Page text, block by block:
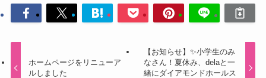
ホームページをリニューア
ルしました
【お知らせ】✨小学生のみ
なさん！夏休み、delaと一
緒にダイアモンドホールス